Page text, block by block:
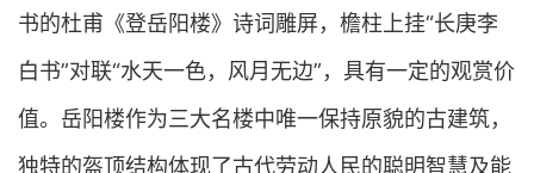
书的杜甫《登岳阳楼》诗词雕屏，檐柱上挂“长庚李
白书”对联“水天一色，风月无边”，具有一定的观赏价
值。岳阳楼作为三大名楼中唯一保持原貌的古建筑，
独特的盔顶结构体现了古代劳动人民的聪明智慧及能